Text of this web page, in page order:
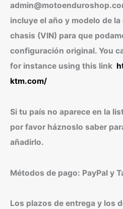
incluye el año y modelo de
chasis (VIN) para que
configuración original. You
for instance using this link
ktm.com/
Si tu país no aparece en la
por favor háznoslo saber
añadirlo.
Métodos de pago: PayPal y
Los plazos de entrega y los